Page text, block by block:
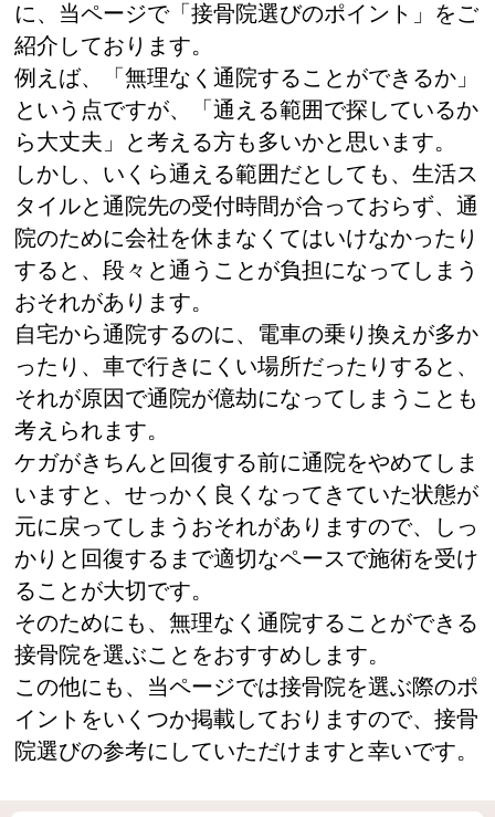
に、当ページで「接骨院選びのポイント」をご
紹介しております。
例えば、「無理なく通院することができるか」
という点ですが、「通える範囲で探しているか
ら大丈夫」と考える方も多いかと思います。
しかし、いくら通える範囲だとしても、生活ス
タイルと通院先の受付時間が合っておらず、通
院のために会社を休まなくてはいけなかったり
すると、段々と通うことが負担になってしまう
おそれがあります。
自宅から通院するのに、電車の乗り換えが多か
ったり、車で行きにくい場所だったりすると、
それが原因で通院が億劫になってしまうことも
考えられます。
ケガがきちんと回復する前に通院をやめてしま
いますと、せっかく良くなってきていた状態が
元に戻ってしまうおそれがありますので、しっ
かりと回復するまで適切なペースで施術を受け
ることが大切です。
そのためにも、無理なく通院することができる
接骨院を選ぶことをおすすめします。
この他にも、当ページでは接骨院を選ぶ際のポ
イントをいくつか掲載しておりますので、接骨
院選びの参考にしていただけますと幸いです。